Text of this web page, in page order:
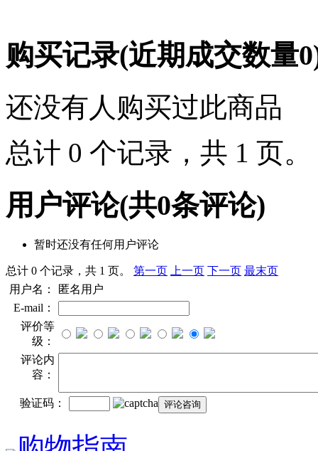
购买记录(近期成交数量0
还没有人购买过此商品
总计 0 个记录，共 1 页。
用户评论(共0条评论)
暂时还没有任何用户评论
总计 0 个记录，共 1 页。 第一页 上一页 下一页 最末页
用户名：
匿名用户
E-mail：
评价等
级：
评论内
容：
验证码：